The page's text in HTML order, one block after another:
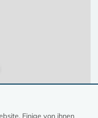
Einige von ihnen